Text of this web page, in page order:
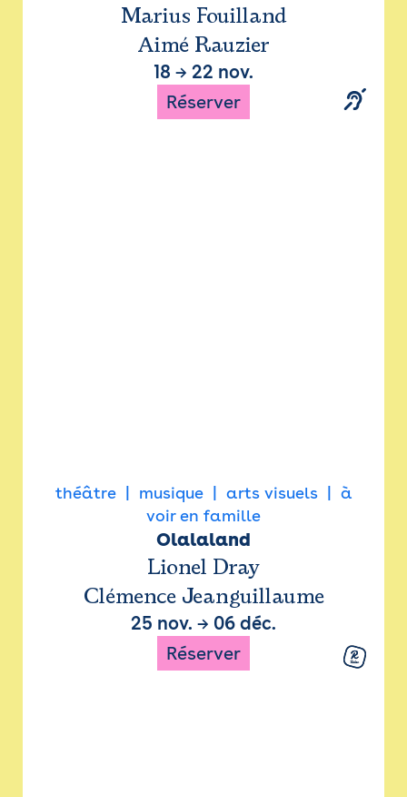
Marius Fouilland
Aimé Rauzier
18 → 22 nov.
Réserver
théâtre musique arts visuels
à
voir en famille
Olalaland
Lionel Dray
Clémence Jeanguillaume
25 nov. → 06 déc.
Réserver